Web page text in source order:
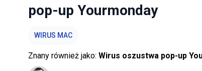
pop-up Yourmonday
WIRUS MAC
Znany również jako: Wirus oszustwa pop-up